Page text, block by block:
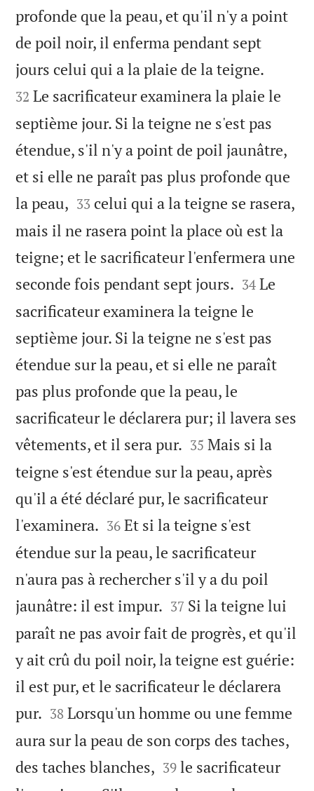
profonde que la peau, et qu'il n'y a point
de poil noir, il enferma pendant sept
jours celui qui a la plaie de la teigne.
32 Le sacrificateur examinera la plaie le
septième jour. Si la teigne ne s'est pas
étendue, s'il n'y a point de poil jaunâtre,
et si elle ne paraît pas plus profonde que
la peau, 

33 celui qui a la teigne se rasera,
mais il ne rasera point la place où est la
teigne; et le sacrificateur l'enfermera une
seconde fois pendant sept jours. 

34 Le
sacrificateur examinera la teigne le
septième jour. Si la teigne ne s'est pas
étendue sur la peau, et si elle ne paraît
pas plus profonde que la peau, le
sacrificateur le déclarera pur; il lavera ses
vêtements, et il sera pur. 

35 Mais si la
teigne s'est étendue sur la peau, après
qu'il a été déclaré pur, le sacrificateur
l'examinera. 

36 Et si la teigne s'est
étendue sur la peau, le sacrificateur
n'aura pas à rechercher s'il y a du poil
jaunâtre: il est impur. 

37 Si la teigne lui
paraît ne pas avoir fait de progrès, et qu'il
y ait crû du poil noir, la teigne est guérie:
il est pur, et le sacrificateur le déclarera
pur. 

38 Lorsqu'un homme ou une femme
aura sur la peau de son corps des taches,
des taches blanches, 

39 le sacrificateur